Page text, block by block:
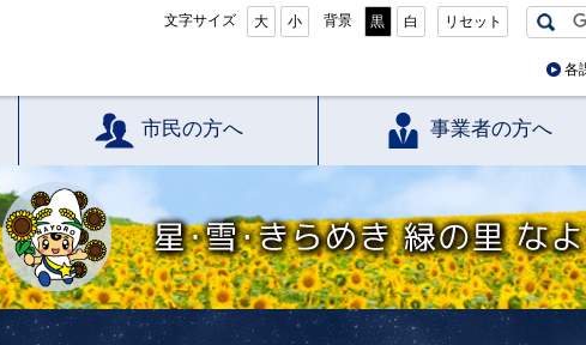
文字サイズ 大 小 背景 黒 白 リセット
各
市民の方へ 事業者の方へ
星・雪・きらめき 緑の里 なよろ